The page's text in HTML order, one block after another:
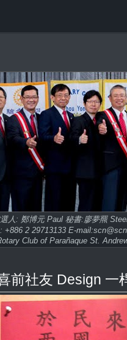
人: 鄭博元 Paul 秘書:廖夢羆
+886 2 29713133 E-
Club of Parañaque St.
前社友 Design 一